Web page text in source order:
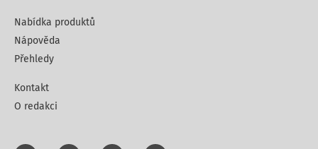
Nabídka produktů
Nápověda
Přehledy
Kontakt
O redakci